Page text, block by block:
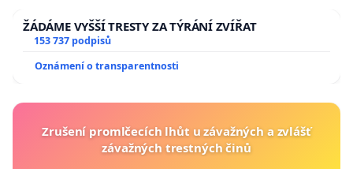
ŽÁDÁME VYŠŠÍ TRESTY ZA TÝRÁNÍ ZVÍŘAT
153 737 podpisů
Oznámení o transparentnosti
Zrušení promlčecích lhůt u závažných a zvlášť
závažných trestných činů